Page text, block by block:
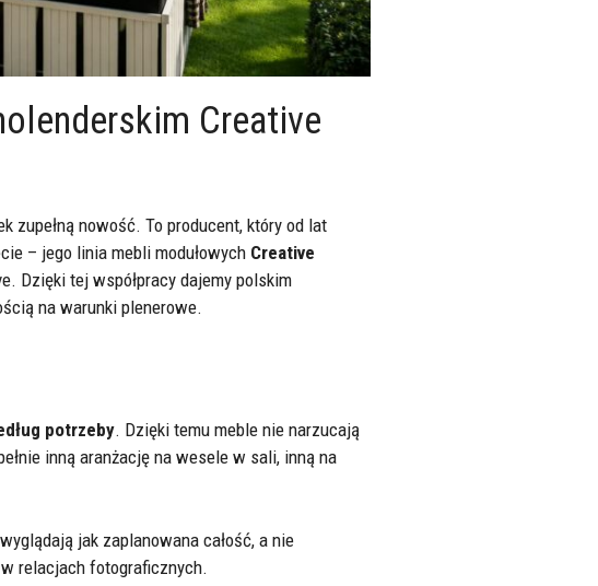
Creative
zupełną nowość. To producent, który od lat
– jego linia mebli modułowych Creative
Dzięki tej współpracy dajemy polskim
na warunki plenerowe.
potrzeby. Dzięki temu meble nie narzucają
inną aranżację na wesele w sali, inną na
jak zaplanowana całość, a nie
relacjach fotograficznych.